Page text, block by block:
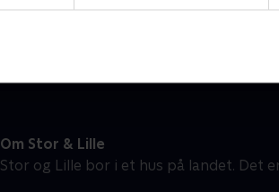
Om Stor & Lille
Stor og Lille bor i et hus på landet. Det